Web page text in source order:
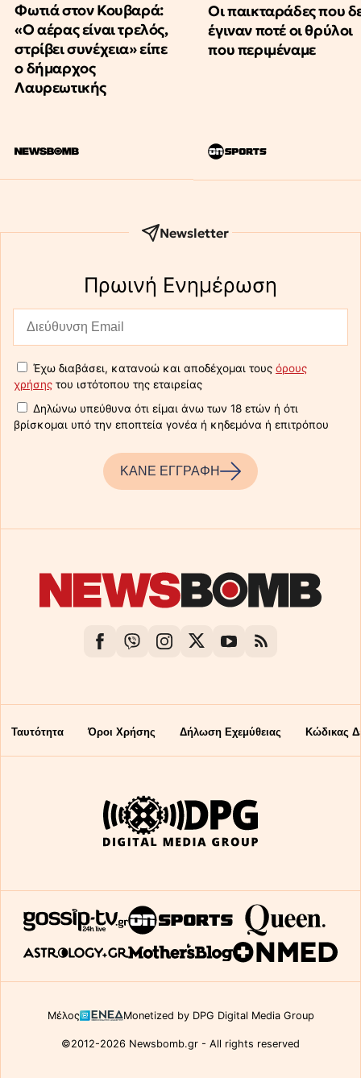
Φωτιά στον Κουβαρά:
«Ο αέρας είναι τρελός,
στρίβει συνέχεια» είπε
ο δήμαρχος
Λαυρεωτικής
Οι παικταράδες που
έγιναν ποτέ οι θρύλοι
που περιμέναμε
Newsletter
Πρωινή Eνημέρωση
Έχω διαβάσει, κατανοώ και αποδέχομαι τους όρους
χρήσης του ιστότοπου της εταιρείας
Δηλώνω υπεύθυνα ότι είμαι άνω των 18 ετών ή ότι
βρίσκομαι υπό την εποπτεία γονέα ή κηδεμόνα ή επιτρόπου
ΚΑΝΕ ΕΓΓΡΑΦΗ
Ταυτότητα Όροι Χρήσης Δήλωση Εχεμύθειας Κώδικας
Μέλος Monetized by DPG Digital Media Group
©2012-2026 Newsbomb.gr - All rights reserved